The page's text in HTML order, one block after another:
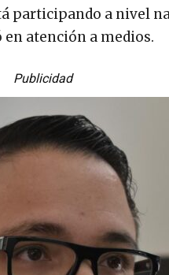
participando a nivel
en atención a medios.
Publicidad